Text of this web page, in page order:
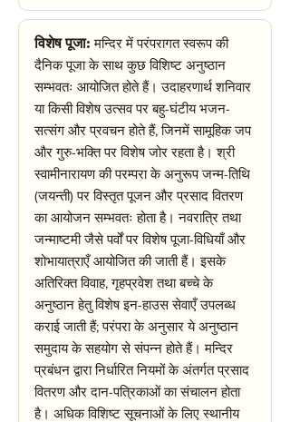
विशेष पूजा: मन्दिर में परंपरागत स्वरूप की
दैनिक पूजा के साथ कुछ विशिष्ट अनुष्ठान
सम्भवतः आयोजित होते हैं। उदाहरणार्थ शनिवार
या किसी विशेष उत्सव पर बहु-घंटीय भजन-
सत्संग और प्रवचन होते हैं, जिनमें सामूहिक जप
और गुरु-भक्ति पर विशेष जोर रहता है। श्री
स्वामीनारायण की परम्परा के अनुरूप जन्म-तिथि
(जयन्ती) पर विस्तृत पूजन और प्रसाद वितरण
का आयोजन सम्भवतः होता है। नवरात्रि तथा
जन्माष्टमी जैसे पर्वों पर विशेष पूजा-विधियाँ और
शोभायात्राएँ आयोजित की जाती हैं। इसके
अतिरिक्त विवाह, गृहप्रवेश तथा बच्चे के
अनुष्ठान हेतु विशेष इन-हाउस सेवाएँ उपलब्ध
कराई जाती हैं; परंपरा के अनुसार ये अनुष्ठान
समुदाय के सहयोग से संपन्न होते हैं। मन्दिर
प्रबंधन द्वारा निर्धारित नियमों के अंतर्गत प्रसाद
वितरण और दान-पत्रिकाओं का संचालन होता
है। अधिक विशिष्ट सूचनाओं के लिए स्थानीय